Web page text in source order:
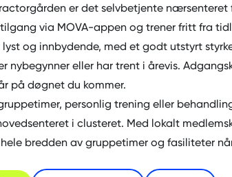
er det selvbetjente
via MOVA-appen og trener fritt fra
lyst og innbydende, med et godt utstyrt
nybegynner eller har trent i årevis.
på døgnet du kommer.
personlig trening eller
i clusteret. Med lokalt
bredden av gruppetimer og fasiliteter